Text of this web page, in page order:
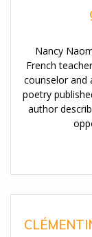
Nancy
French
counselor and
poetry
author